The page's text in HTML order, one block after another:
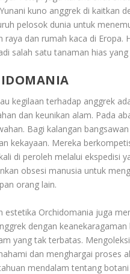
kuno anggrek di kaitkan
pelosok dunia untuk
raya dan rumah kaca di
salah satu tanaman hias
kegilaan terhadap anggrek
dan keunikan alam. Pada
Bagi kalangan
kekayaan. Mereka
di peroleh melalui ekspedisi
obsesi manusia untuk
orang lain.
estetika Orchidomania juga
dengan
yang tak terbatas.
dan menghargai proses
mendalam tentang